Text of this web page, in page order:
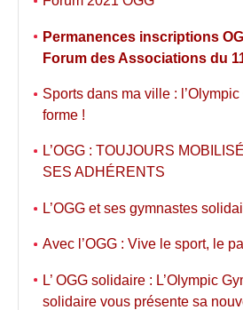
Permanences inscriptions
Forum des Associations du
Sports dans ma ville :
forme !
L’OGG : TOUJOURS
SES ADHÉRENTS
L’OGG et ses gymnastes
Avec l’OGG : Vive le sport, le
L’ OGG solidaire : L’Olympic
solidaire vous présente sa